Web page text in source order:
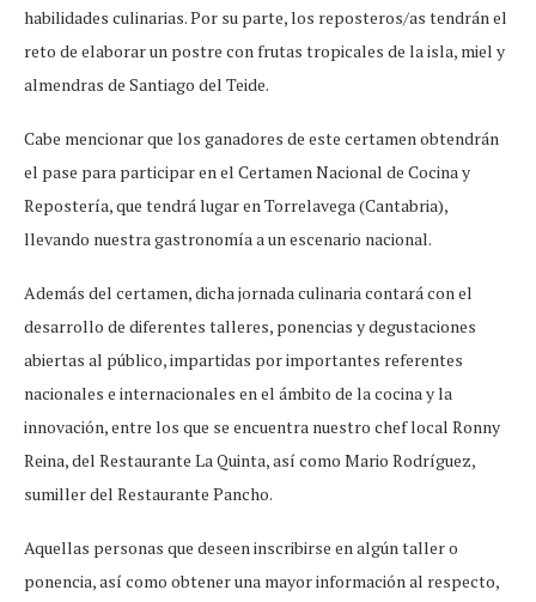
habilidades culinarias. Por su parte, los reposteros/as tendrán el
reto de elaborar un postre con frutas tropicales de la isla, miel y
almendras de Santiago del Teide.
Cabe mencionar que los ganadores de este certamen obtendrán
el pase para participar en el Certamen Nacional de Cocina y
Repostería, que tendrá lugar en Torrelavega (Cantabria),
llevando nuestra gastronomía a un escenario nacional.
Además del certamen, dicha jornada culinaria contará con el
desarrollo de diferentes talleres, ponencias y degustaciones
abiertas al público, impartidas por importantes referentes
nacionales e internacionales en el ámbito de la cocina y la
innovación, entre los que se encuentra nuestro chef local Ronny
Reina, del Restaurante La Quinta, así como Mario Rodríguez,
sumiller del Restaurante Pancho.
Aquellas personas que deseen inscribirse en algún taller o
ponencia, así como obtener una mayor información al respecto,